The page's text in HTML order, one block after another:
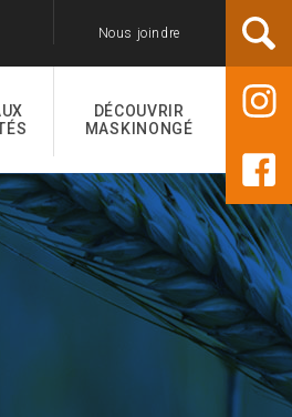
Nous joindre
DÉCOUVRIR
MASKINONGÉ